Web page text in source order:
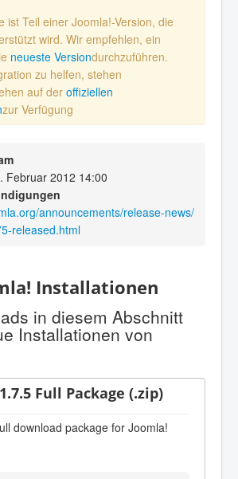
ist Teil einer Joomla!-Version, die
wird. Wir empfehlen, ein
neueste Versiondurchzuführen.
zu helfen, stehen
auf der offiziellen
zur Verfügung
Februar 2012 14:00
announcements/release-news/
released.html
Installationen
in diesem Abschnitt
Installationen von
Full Package (.zip)
download package for Joomla!